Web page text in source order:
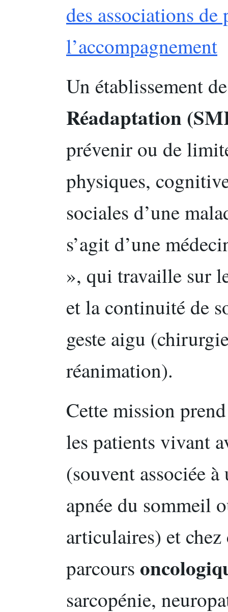
des associations
l’accompagnement
Un établissement
Réadaptation
prévenir ou de
physiques,
sociales d’une
s’agit d’une
», qui travaille sur
et la continuité de
geste aigu
réanimation).
Cette mission
les patients vivant
(souvent associée
apnée du sommeil
articulaires) et chez
parcours
sarcopénie,